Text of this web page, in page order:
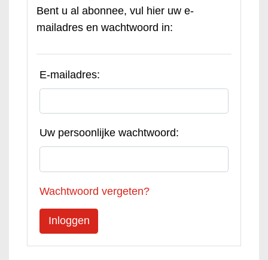
Bent u al abonnee, vul hier uw e-
mailadres en wachtwoord in:
E-mailadres:
Uw persoonlijke wachtwoord:
Wachtwoord vergeten?